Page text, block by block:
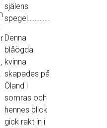
själens
spegel………….
Denna
blåögda
kvinna
skapades på
Öland i
somras och
hennes blick
gick rakt in i